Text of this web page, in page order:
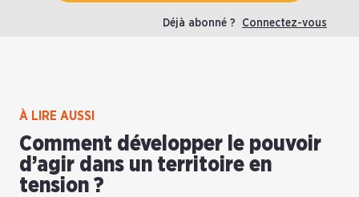
Déjà abonné ? Connectez-vous
À LIRE AUSSI
Comment développer le pouvoir
d’agir dans un territoire en
tension ?